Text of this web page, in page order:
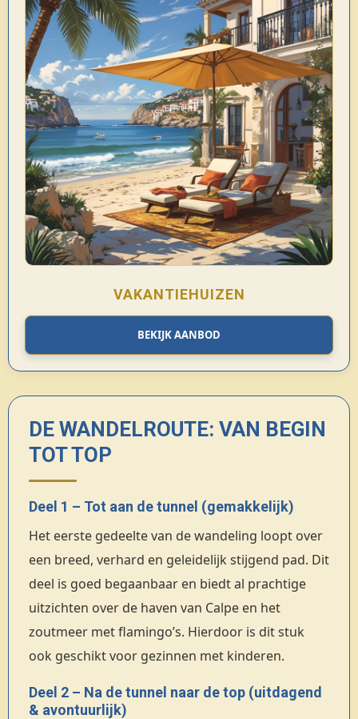
VAKANTIEHUIZEN
BEKIJK AANBOD
DE WANDELROUTE: VAN BEGIN
TOT TOP
Deel 1 – Tot aan de tunnel (gemakkelijk)
Het eerste gedeelte van de wandeling loopt over
een breed, verhard en geleidelijk stijgend pad. Dit
deel is goed begaanbaar en biedt al prachtige
uitzichten over de haven van Calpe en het
zoutmeer met flamingo’s. Hierdoor is dit stuk
ook geschikt voor gezinnen met kinderen.
Deel 2 – Na de tunnel naar de top (uitdagend
& avontuurlijk)